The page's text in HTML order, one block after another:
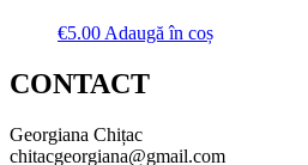
€5.00 Adaugă în coș
CONTACT
Georgiana Chițac
chitacgeorgiana@gmail.com